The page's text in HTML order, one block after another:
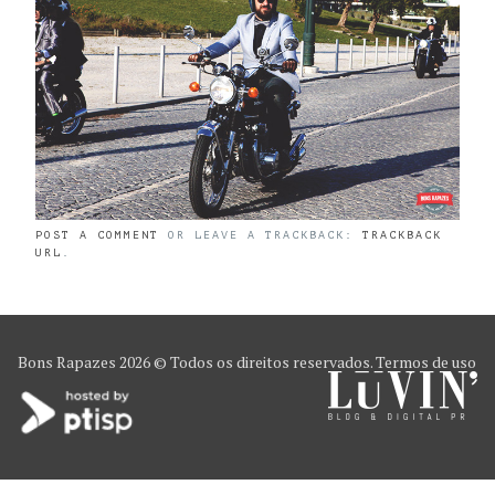
POST A COMMENT OR LEAVE A TRACKBACK: TRACKBACK
URL
Bons Rapazes 2026 © Todos os direitos reservados.Termos de uso